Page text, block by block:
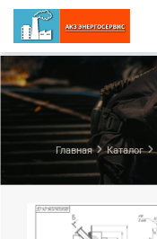
Главная Каталог